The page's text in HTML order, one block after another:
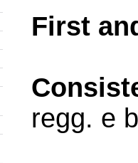
First
regg. e